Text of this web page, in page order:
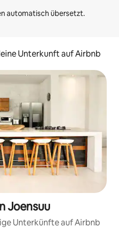
Unterkunft auf Airbnb
Joensuu
Unterkünfte auf Airbnb